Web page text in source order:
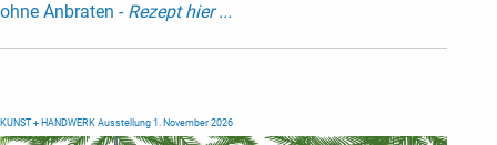
ohne Anbraten - Rezept hier ...
KUNST + HANDWERK Ausstellung 1. November 2026